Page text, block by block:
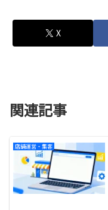
X
関連記事
店舗運営・集客